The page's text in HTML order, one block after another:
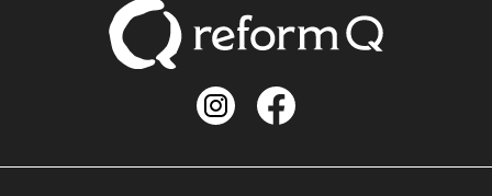
家族時間を育むこだわり空間